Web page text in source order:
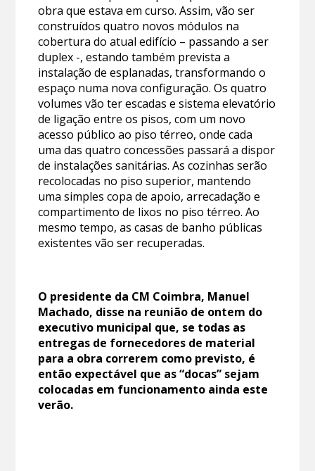
obra que estava em curso. Assim, vão ser
construídos quatro novos módulos na
cobertura do atual edifício – passando a ser
duplex -, estando também prevista a
instalação de esplanadas, transformando o
espaço numa nova configuração. Os quatro
volumes vão ter escadas e sistema elevatório
de ligação entre os pisos, com um novo
acesso público ao piso térreo, onde cada
uma das quatro concessões passará a dispor
de instalações sanitárias. As cozinhas serão
recolocadas no piso superior, mantendo
uma simples copa de apoio, arrecadação e
compartimento de lixos no piso térreo. Ao
mesmo tempo, as casas de banho públicas
existentes vão ser recuperadas.
O presidente da CM Coimbra, Manuel
Machado, disse na reunião de ontem do
executivo municipal que, se todas as
entregas de fornecedores de material
para a obra correrem como previsto, é
então expectável que as “docas” sejam
colocadas em funcionamento ainda este
verão.